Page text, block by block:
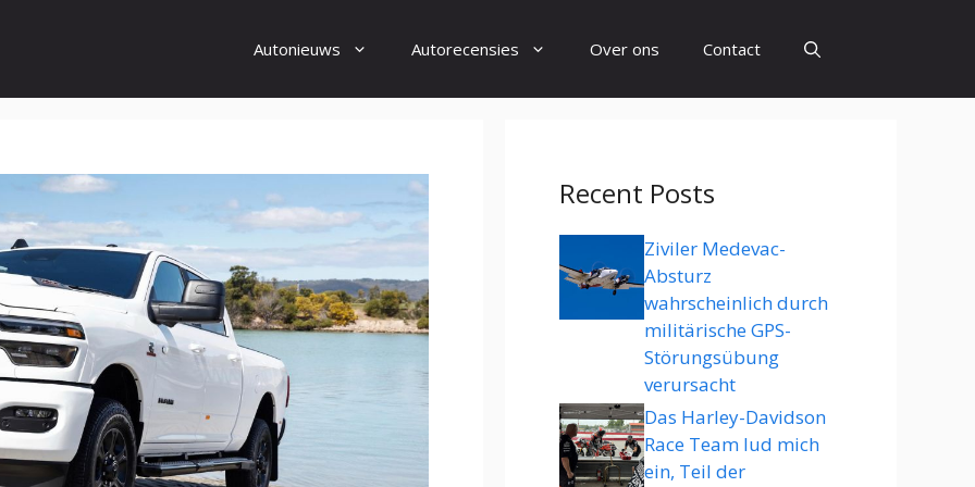
Autonieuws Autorecensies Over ons Contact
Recent Posts
Ziviler Medevac-
Absturz
wahrscheinlich durch
militärische GPS-
Störungsübung
verursacht
Das Harley-Davidson
Race Team lud mich
ein, Teil der